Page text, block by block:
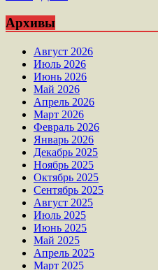
Архивы
Август 2026
Июль 2026
Июнь 2026
Май 2026
Апрель 2026
Март 2026
Февраль 2026
Январь 2026
Декабрь 2025
Ноябрь 2025
Октябрь 2025
Сентябрь 2025
Август 2025
Июль 2025
Июнь 2025
Май 2025
Апрель 2025
Март 2025